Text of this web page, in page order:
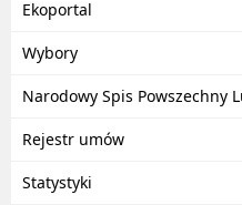
Ekoportal
Wybory
Narodowy Spis Powszechny
Rejestr umów
Statystyki